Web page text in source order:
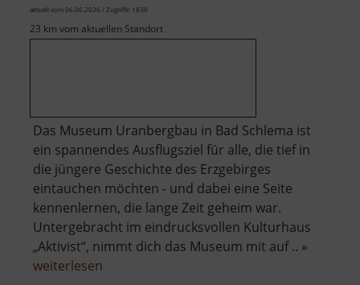
aktuell vom 06.06.2026 / Zugriffe: 1830
23 km vom aktuellen Standort
Das Museum Uranbergbau in Bad Schlema ist
ein spannendes Ausflugsziel für alle, die tief in
die jüngere Geschichte des Erzgebirges
eintauchen möchten - und dabei eine Seite
kennenlernen, die lange Zeit geheim war.
Untergebracht im eindrucksvollen Kulturhaus
„Aktivist“, nimmt dich das Museum mit auf .. »
weiterlesen